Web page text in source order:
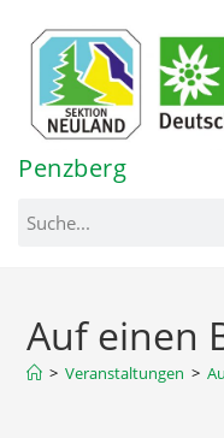
springen
Penzberg
Auf einen
> Veranstaltungen >